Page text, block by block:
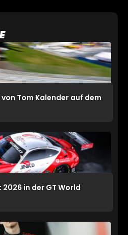
Tom Kalender auf dem
in der GT World